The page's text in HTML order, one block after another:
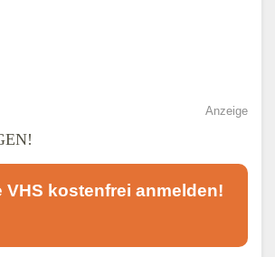
Anzeige
VHS kostenfrei anmelden!